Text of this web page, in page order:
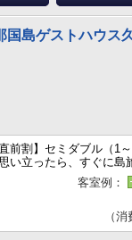
国島ゲストハウス
直前割】セミダブル（1
い立ったら、すぐに島
客室例：
（